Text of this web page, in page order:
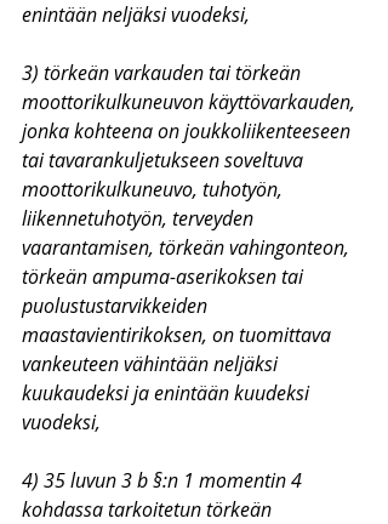
enintään neljäksi vuodeksi,
3) törkeän varkauden tai törkeän
moottorikulkuneuvon käyttövarkauden,
jonka kohteena on joukkoliikenteeseen
tai tavarankuljetukseen soveltuva
moottorikulkuneuvo, tuhotyön,
liikennetuhotyön, terveyden
vaarantamisen, törkeän vahingonteon,
törkeän ampuma-aserikoksen tai
puolustustarvikkeiden
maastavientirikoksen, on tuomittava
vankeuteen vähintään neljäksi
kuukaudeksi ja enintään kuudeksi
vuodeksi,
4) 35 luvun 3 b §:n 1 momentin 4
kohdassa tarkoitetun törkeän